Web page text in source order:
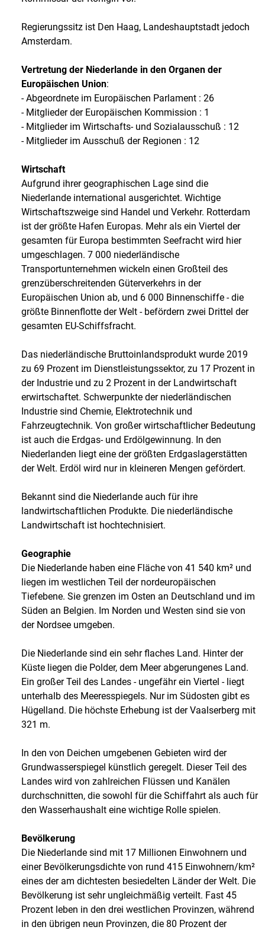
Regierungssitz ist Den Haag, Landeshauptstadt jedoch
Amsterdam.
Vertretung der Niederlande in den Organen der
Europäischen Union:
- Abgeordnete im Europäischen Parlament : 26
- Mitglieder der Europäischen Kommission : 1
- Mitglieder im Wirtschafts- und Sozialausschuß : 12
- Mitglieder im Ausschuß der Regionen : 12
Wirtschaft
Aufgrund ihrer geographischen Lage sind die
Niederlande international ausgerichtet. Wichtige
Wirtschaftszweige sind Handel und Verkehr. Rotterdam
ist der größte Hafen Europas. Mehr als ein Viertel der
gesamten für Europa bestimmten Seefracht wird hier
umgeschlagen. 7 000 niederländische
Transportunternehmen wickeln einen Großteil des
grenzüberschreitenden Güterverkehrs in der
Europäischen Union ab, und 6 000 Binnenschiffe - die
größte Binnenflotte der Welt - befördern zwei Drittel der
gesamten EU-Schiffsfracht.
Das niederländische Bruttoinlandsprodukt wurde 2019
zu 69 Prozent im Dienstleistungssektor, zu 17 Prozent in
der Industrie und zu 2 Prozent in der Landwirtschaft
erwirtschaftet. Schwerpunkte der niederländischen
Industrie sind Chemie, Elektrotechnik und
Fahrzeugtechnik. Von großer wirtschaftlicher Bedeutung
ist auch die Erdgas- und Erdölgewinnung. In den
Niederlanden liegt eine der größten Erdgaslagerstätten
der Welt. Erdöl wird nur in kleineren Mengen gefördert.
Bekannt sind die Niederlande auch für ihre
landwirtschaftlichen Produkte. Die niederländische
Landwirtschaft ist hochtechnisiert.
Geographie
Die Niederlande haben eine Fläche von 41 540 km² und
liegen im westlichen Teil der nordeuropäischen
Tiefebene. Sie grenzen im Osten an Deutschland und im
Süden an Belgien. Im Norden und Westen sind sie von
der Nordsee umgeben.
Die Niederlande sind ein sehr flaches Land. Hinter der
Küste liegen die Polder, dem Meer abgerungenes Land.
Ein großer Teil des Landes - ungefähr ein Viertel - liegt
unterhalb des Meeresspiegels. Nur im Südosten gibt es
Hügelland. Die höchste Erhebung ist der Vaalserberg mit
321 m.
In den von Deichen umgebenen Gebieten wird der
Grundwasserspiegel künstlich geregelt. Dieser Teil des
Landes wird von zahlreichen Flüssen und Kanälen
durchschnitten, die sowohl für die Schiffahrt als auch für
den Wasserhaushalt eine wichtige Rolle spielen.
Bevölkerung
Die Niederlande sind mit 17 Millionen Einwohnern und
einer Bevölkerungsdichte von rund 415 Einwohnern/km²
eines der am dichtesten besiedelten Länder der Welt. Die
Bevölkerung ist sehr ungleichmäßig verteilt. Fast 45
Prozent leben in den drei westlichen Provinzen, während
in den übrigen neun Provinzen, die 80 Prozent der